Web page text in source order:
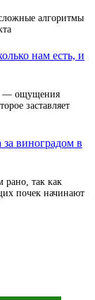
алгоритмы
нам есть, и
— ощущения
заставляет
виноградом в
рано, так как
почек начинают